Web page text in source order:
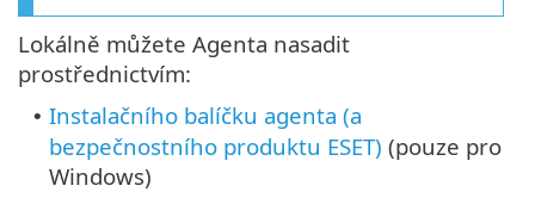
Lokálně můžete Agenta nasadit
prostřednictvím:
• Instalačního balíčku agenta (a
bezpečnostního produktu ESET) (pouze pro
Windows)